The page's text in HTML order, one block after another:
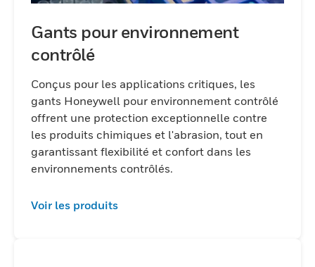
Gants pour environnement
contrôlé
Conçus pour les applications critiques, les
gants Honeywell pour environnement contrôlé
offrent une protection exceptionnelle contre
les produits chimiques et l'abrasion, tout en
garantissant flexibilité et confort dans les
environnements contrôlés.
Voir les produits